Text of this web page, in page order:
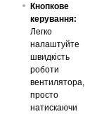
Кнопкове
керування:
Легко
налаштуйте
швидкість
роботи
вентилятора,
просто
натискаючи